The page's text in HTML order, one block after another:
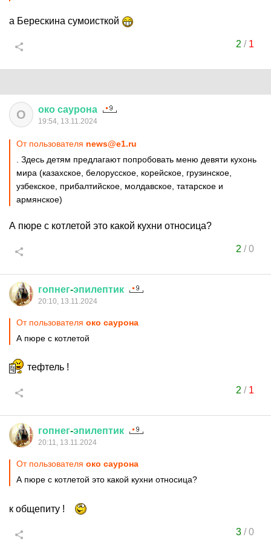
а Берескина сумоисткой
2 / 1
О око саурона
19:54, 13.11.2024
От пользователя news@e1.ru
. Здесь детям предлагают попробовать меню девяти кухонь
мира (казахское, белорусское, корейское, грузинское,
узбекское, прибалтийское, молдавское, татарское и
армянское)
А пюре с котлетой это какой кухни относица?
2 /0
гопнег-эпилептик
20:10, 13.11.2024
От пользователя око саурона
А пюре с котлетой
тефтель !
2 / 1
гопнег-эпилептик
20:11, 13.11.2024
От пользователя око саурона
А пюре с котлетой это какой кухни относица?
к общепиту !
3/0